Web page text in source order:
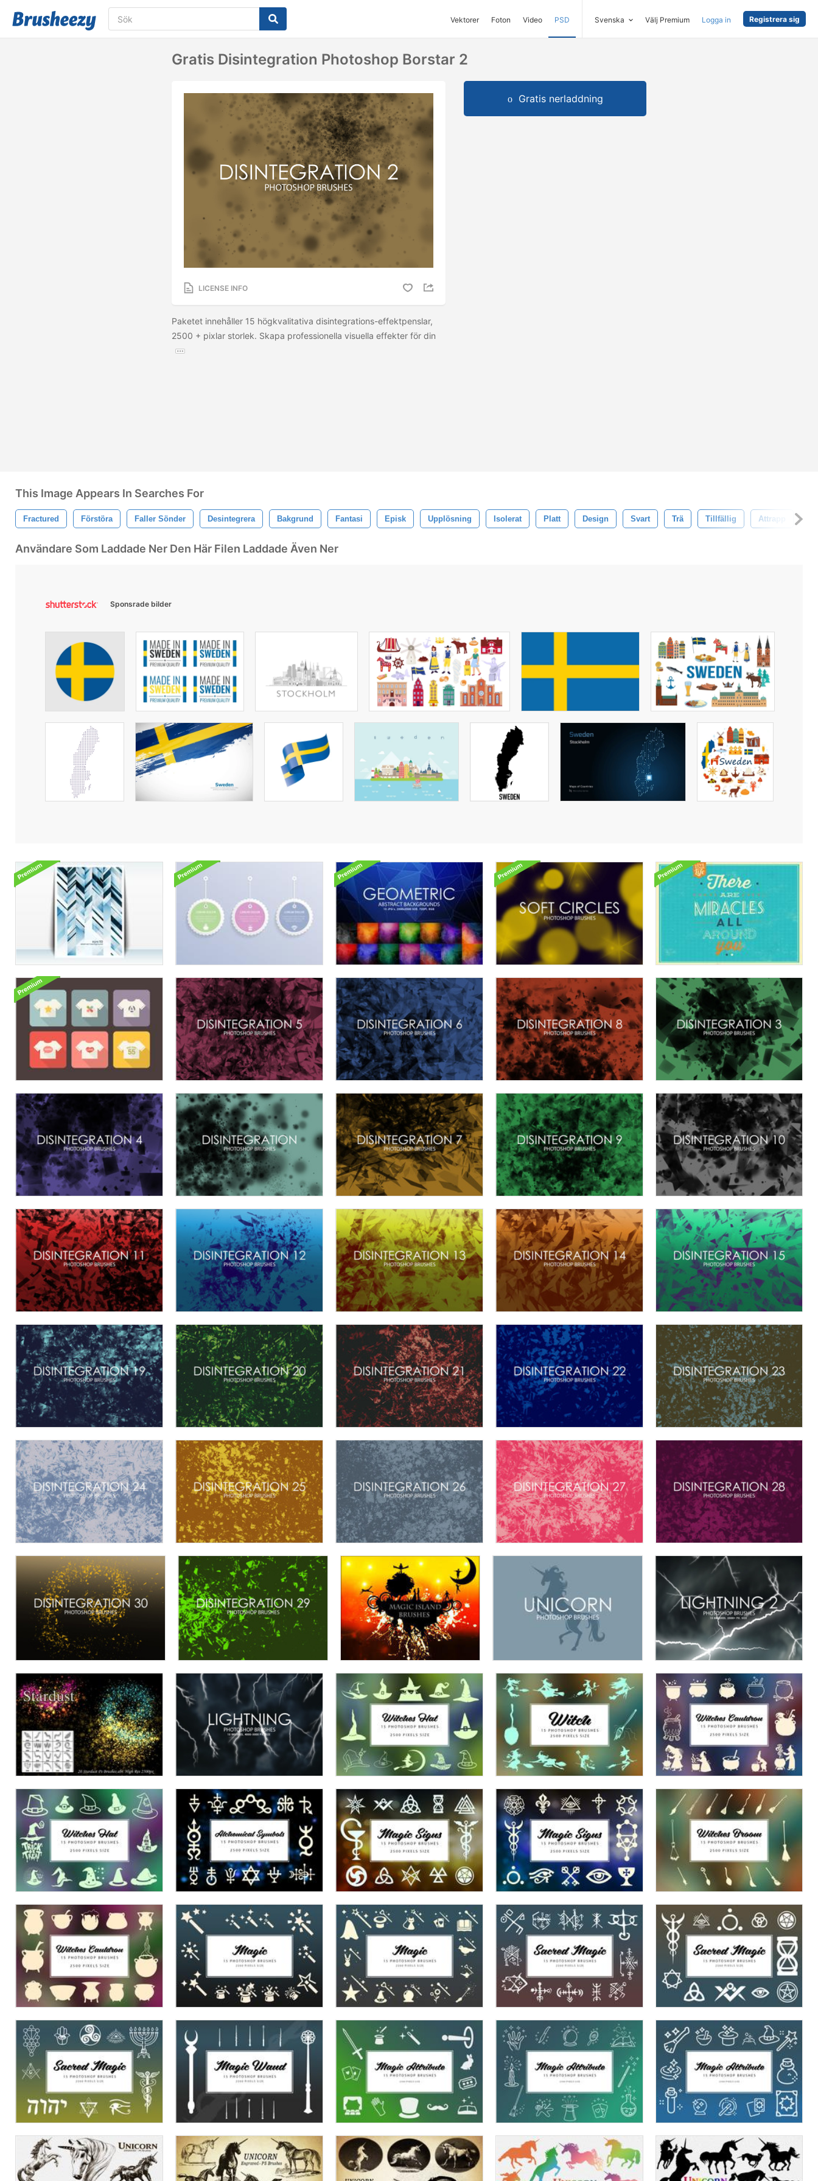
Vektorer Foton Video PSD Svenska Välj Premium Logga in Registrera sig
Gratis Disintegration Photoshop Borstar 2
LICENSE INFO
Paketet innehåller 15 högkvalitativa disintegrations-effektpenslar,
2500 + pixlar storlek. Skapa professionella visuella effekter för din
Gratis nerladdning
This Image Appears In Searches For
Fractured Förstöra Faller Sönder Desintegrera Bakgrund Fantasi Episk Upplösning Isolerat Platt Design Svart Trä Tillfällig Attrapp
Användare Som Laddade Ner Den Här Filen Laddade Även Ner
Sponsrade bilder